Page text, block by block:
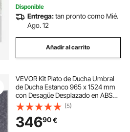
Disponible
Entrega:tan pronto como Mié.
Ago. 12
Añadir al carrito
VEVOR Kit Plato de Ducha Umbral
de Ducha Estanco 965 x 1524 mm
con Desagüe Desplazado en ABS
Rejilla de Acero Inoxidable de 10 cm
2 Bordes de Ducha Cortables y
Llana Plato de Ducha para Baño
(5)
34690€